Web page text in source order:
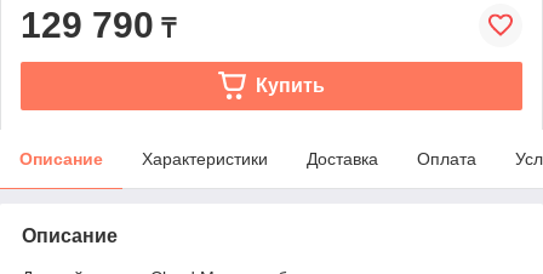
129 790 ₸
Купить
Описание Характеристики Доставка Оплата
Описание